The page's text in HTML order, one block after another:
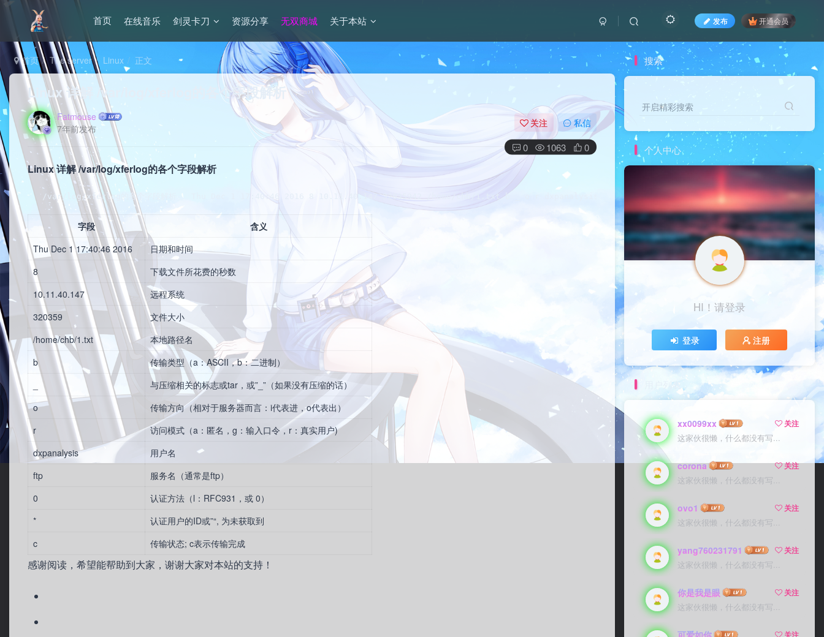
首页 在线音乐 剑灵卡刀 资源分享 无双商城 关于本站 发布 开通会员
首页 The server Linux 正文
Linux 详解 /var/log/xferlog的各个字段解析
Fatmouse
7年前发布
关注 私信
0 1063 0
Linux 详解 /var/log/xferlog的各个字段解析
   /var/log/xferlog的各个字段解析   Thu Dec 1 17:40:46 2016 8 10.11.40.147 32035942 /home/chb/1.txt b _ o r dxpanalysis ftp 0 * c
字段
含义
Thu Dec 1 17:40:46 2016
日期和时间
8
下载文件所花费的秒数
10.11.40.147
远程系统
320359
文件大小
/home/chb/1.txt
本地路径名
b
传输类型（a：ASCII，b：二进制）
与压缩相关的标志或tar，或”_”（如果没有压缩的话）
o
传输方向（相对于服务器而言：i代表进，o代表出）
r
访问模式（a：匿名，g：输入口令，r：真实用户)
dxpanalysis
用户名
ftp
服务名（通常是ftp）
0
认证方法（l：RFC931，或 0）
*
认证用户的ID或”“, 为未获取到
c
传输状态; c表示传输完成
感谢阅读，希望能帮助到大家，谢谢大家对本站的支持！
搜索
开启精彩搜索
个人中心
HI！请登录
登录 注册
用户列表
xx0099xx
关注
这家伙很懒，什么都没有写...
corona
关注
这家伙很懒，什么都没有写...
ovo1
关注
这家伙很懒，什么都没有写...
yang760231791
关注
这家伙很懒，什么都没有写...
你是我是眼
关注
这家伙很懒，什么都没有写...
关注